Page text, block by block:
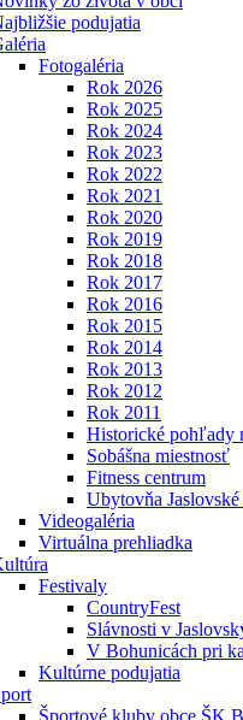
podujatia
Fotogaléria
Rok 2026
Rok 2025
Rok 2024
Rok 2023
Rok 2022
Rok 2021
Rok 2020
Rok 2019
Rok 2018
Rok 2017
Rok 2016
Rok 2015
Rok 2014
Rok 2013
Rok 2012
Rok 2011
Historické pohľady
Sobášna miestnosť
Fitness centrum
Ubytovňa
Videogaléria
Virtuálna prehliadka
Festivaly
CountryFest
Slávnosti v
V Bohunicách pri
Kultúrne podujatia
Športové kluby obce ŠK